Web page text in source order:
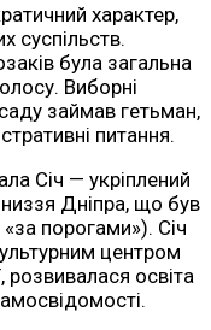
характер,
суспільств.
була загальна
Виборні
займав гетьман,
питання.
Січ — укріплений
Дніпра, що був
порогами»). Січ
центром
розвивалася освіта